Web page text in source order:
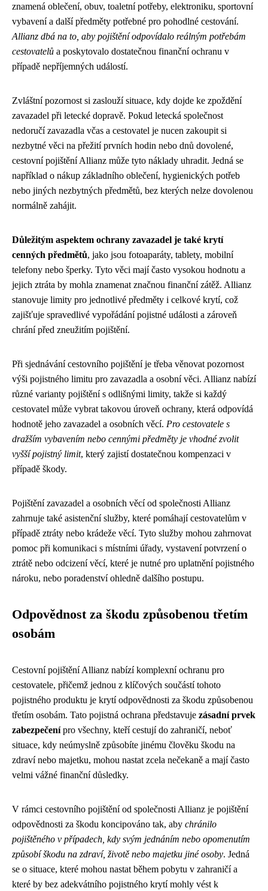
znamená oblečení, obuv, toaletní potřeby, elektroniku, sportovní
vybavení a další předměty potřebné pro pohodlné cestování.
Allianz dbá na to, aby pojištění odpovídalo reálným potřebám
cestovatelů a poskytovalo dostatečnou finanční ochranu v
případě nepříjemných událostí.
Zvláštní pozornost si zaslouží situace, kdy dojde ke zpoždění
zavazadel při letecké dopravě. Pokud letecká společnost
nedoručí zavazadla včas a cestovatel je nucen zakoupit si
nezbytné věci na přežití prvních hodin nebo dnů dovolené,
cestovní pojištění Allianz může tyto náklady uhradit. Jedná se
například o nákup základního oblečení, hygienických potřeb
nebo jiných nezbytných předmětů, bez kterých nelze dovolenou
normálně zahájit.
Důležitým aspektem ochrany zavazadel je také krytí
cenných předmětů, jako jsou fotoaparáty, tablety, mobilní
telefony nebo šperky. Tyto věci mají často vysokou hodnotu a
jejich ztráta by mohla znamenat značnou finanční zátěž. Allianz
stanovuje limity pro jednotlivé předměty i celkové krytí, což
zajišťuje spravedlivé vypořádání pojistné události a zároveň
chrání před zneužitím pojištění.
Při sjednávání cestovního pojištění je třeba věnovat pozornost
výši pojistného limitu pro zavazadla a osobní věci. Allianz nabízí
různé varianty pojištění s odlišnými limity, takže si každý
cestovatel může vybrat takovou úroveň ochrany, která odpovídá
hodnotě jeho zavazadel a osobních věcí. Pro cestovatele s
dražším vybavením nebo cennými předměty je vhodné zvolit
vyšší pojistný limit, který zajistí dostatečnou kompenzaci v
případě škody.
Pojištění zavazadel a osobních věcí od společnosti Allianz
zahrnuje také asistenční služby, které pomáhají cestovatelům v
případě ztráty nebo krádeže věcí. Tyto služby mohou zahrnovat
pomoc při komunikaci s místními úřady, vystavení potvrzení o
ztrátě nebo odcizení věcí, které je nutné pro uplatnění pojistného
nároku, nebo poradenství ohledně dalšího postupu.
Odpovědnost za škodu způsobenou třetím
osobám
Cestovní pojištění Allianz nabízí komplexní ochranu pro
cestovatele, přičemž jednou z klíčových součástí tohoto
pojistného produktu je krytí odpovědnosti za škodu způsobenou
třetím osobám. Tato pojistná ochrana představuje zásadní prvek
zabezpečenípro všechny, kteří cestují do zahraničí, neboť
situace, kdy neúmyslně způsobíte jinému člověku škodu na
zdraví nebo majetku, mohou nastat zcela nečekaně a mají často
velmi vážné finanční důsledky.
V rámci cestovního pojištění od společnosti Allianz je pojištění
odpovědnosti za škodu koncipováno tak, aby chránilo
pojištěného v případech, kdy svým jednáním nebo opomenutím
způsobí škodu na zdraví, životě nebo majetku jiné osoby. Jedná
se o situace, které mohou nastat během pobytu v zahraničí a
které by bez adekvátního pojistného krytí mohly vést k